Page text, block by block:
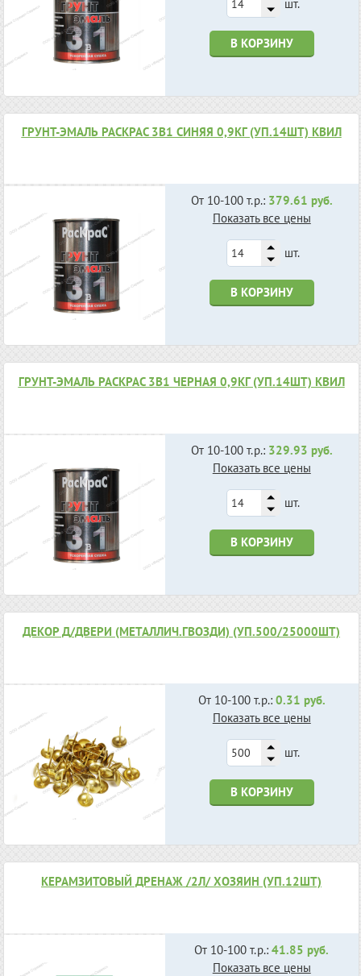
шт.
В КОРЗИНУ
ГРУНТ-ЭМАЛЬ РАСКРАС 3В1 СИНЯЯ 0,9КГ (УП.14ШТ) КВИЛ
От 10-100 т.р.: 379.61 руб.
Показать все цены
шт.
В КОРЗИНУ
ГРУНТ-ЭМАЛЬ РАСКРАС 3В1 ЧЕРНАЯ 0,9КГ (УП.14ШТ) КВИЛ
От 10-100 т.р.: 329.93 руб.
Показать все цены
шт.
В КОРЗИНУ
ДЕКОР Д/ДВЕРИ (МЕТАЛЛИЧ.ГВОЗДИ) (УП.500/25000ШТ)
От 10-100 т.р.: 0.31 руб.
Показать все цены
шт.
В КОРЗИНУ
КЕРАМЗИТОВЫЙ ДРЕНАЖ /2Л/ ХОЗЯИН (УП.12ШТ)
От 10-100 т.р.:41.85 руб.
Показать все цены